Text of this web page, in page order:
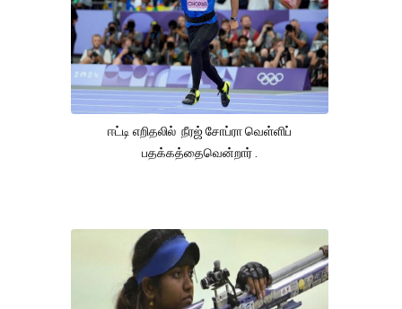
ஈட்டி எறிதலில் நீரஜ் சோப்ரா வெள்ளிப்
பதக்கத்தைவென்றார் .